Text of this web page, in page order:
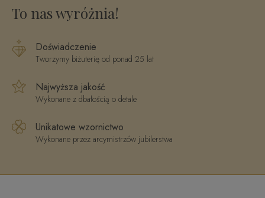
To nas wyróżnia!
Doświadczenie
Tworzymy biżuterię od ponad 25 lat
Najwyższa jakość
Wykonane z dbałością o detale
Unikatowe wzornictwo
Wykonane przez arcymistrzów jubilerstwa